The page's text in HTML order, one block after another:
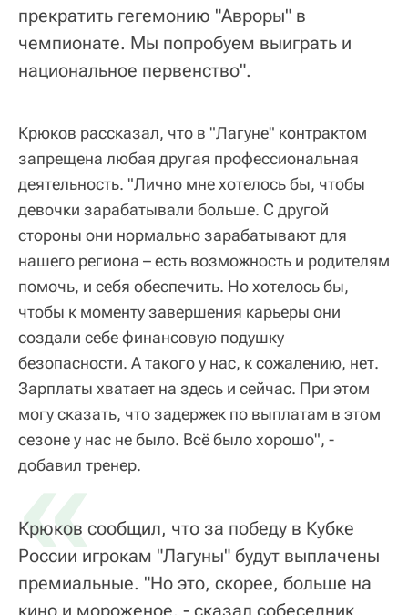
прекратить гегемонию "Авроры" в
чемпионате. Мы попробуем выиграть и
национальное первенство".
Крюков рассказал, что в "Лагуне" контрактом
запрещена любая другая профессиональная
деятельность. "Лично мне хотелось бы, чтобы
девочки зарабатывали больше. С другой
стороны они нормально зарабатывают для
нашего региона – есть возможность и родителям
помочь, и себя обеспечить. Но хотелось бы,
чтобы к моменту завершения карьеры они
создали себе финансовую подушку
безопасности. А такого у нас, к сожалению, нет.
Зарплаты хватает на здесь и сейчас. При этом
могу сказать, что задержек по выплатам в этом
сезоне у нас не было. Всё было хорошо", -
добавил тренер.
«
Крюков сообщил, что за победу в Кубке
России игрокам "Лагуны" будут выплачены
премиальные. "Но это, скорее, больше на
кино и мороженое, - сказал собеседник